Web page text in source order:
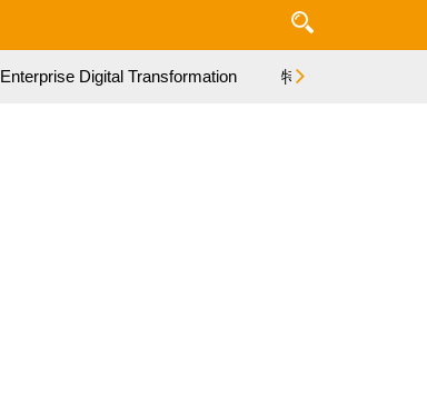
Enterprise Digital Transformation 特集